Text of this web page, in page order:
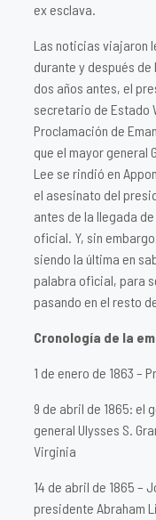
ex esclava.
Las noticias viajaron
durante y después de
dos años antes, el
secretario de Estado
Proclamación de
que el mayor general
Lee se rindió en
el asesinato del
antes de la llegada
oficial. Y, sin
siendo la última en
palabra oficial, para
pasando en el resto
Cronología de la
1 de enero de 1863 –
9 de abril de 1865: el
general Ulysses S.
Virginia
14 de abril de 1865 –
presidente Abraham